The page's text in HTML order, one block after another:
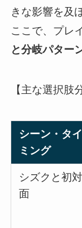
きな影響を及
ここで、プレ
と分岐パター
【主な選択肢
シーン・タイ
ミング
シズクと初対
面